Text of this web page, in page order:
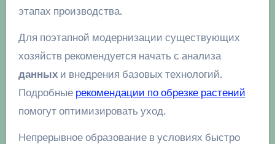
этапах производства.
Для поэтапной модернизации существующих
хозяйств рекомендуется начать с анализа
данныхи внедрения базовых технологий.
Подробные рекомендации по обрезке растений
помогут оптимизировать уход.
Непрерывное образование в условиях быстро